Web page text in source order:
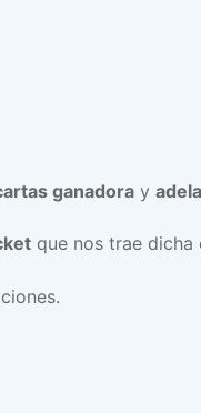
ganadora y
que nos trae dicha